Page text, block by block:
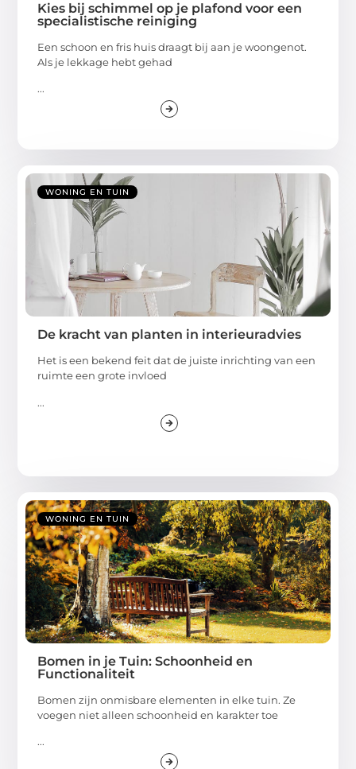
Kies bij schimmel op je plafond voor een
specialistische reiniging
Een schoon en fris huis draagt bij aan je woongenot.
Als je lekkage hebt gehad
...
WONING EN TUIN
De kracht van planten in interieuradvies
Het is een bekend feit dat de juiste inrichting van een
ruimte een grote invloed
...
WONING EN TUIN
Bomen in je Tuin: Schoonheid en
Functionaliteit
Bomen zijn onmisbare elementen in elke tuin. Ze
voegen niet alleen schoonheid en karakter toe
...